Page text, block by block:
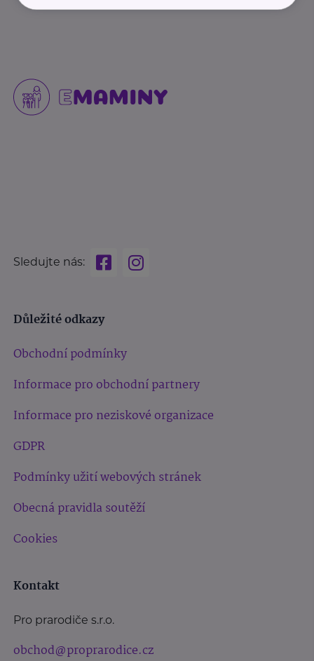
Sledujte nás:
Důležité odkazy
Obchodní podmínky
Informace pro obchodní partnery
Informace pro neziskové organizace
GDPR
Podmínky užití webových stránek
Obecná pravidla soutěží
Cookies
Kontakt
Pro prarodiče s.r.o.
obchod@proprarodice.cz